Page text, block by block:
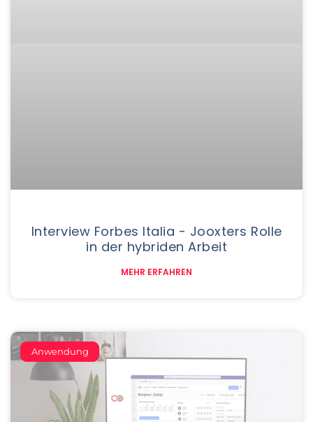
Interview Forbes Italia - Jooxters Rolle
in der hybriden Arbeit
MEHR ERFAHREN
Anwendung